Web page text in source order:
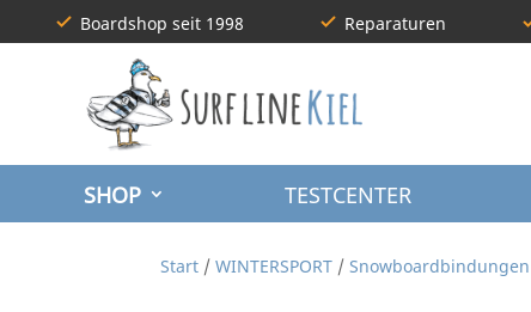
Boardshop seit 1998 Reparaturen
SHOP TESTCENTER
Start /WINTERSPORT /Snowboardbindungen